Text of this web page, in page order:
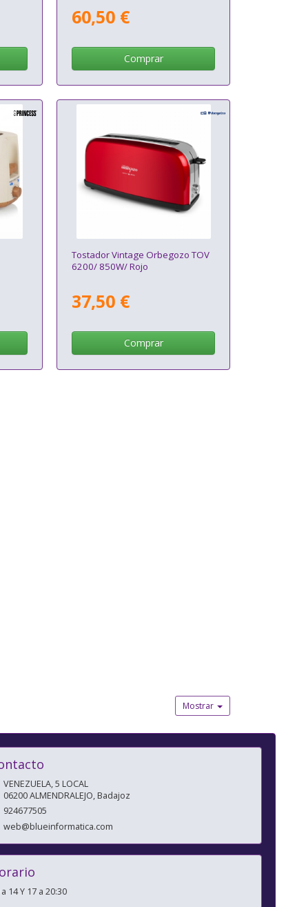
60,50 €
Comprar
Tostador Vintage Orbegozo TOV
6200/ 850W/ Rojo
37,50 €
Comprar
Mostrar
VENEZUELA, 5 LOCAL
06200ALMENDRALEJO,Badajoz
924677505
web@blueinformatica.com
a 14 Y 17 a 20:30